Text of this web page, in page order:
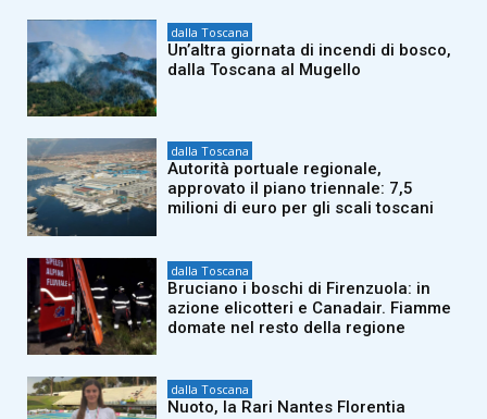
dalla Toscana
Un’altra giornata di incendi di bosco,
dalla Toscana al Mugello
dalla Toscana
Autorità portuale regionale,
approvato il piano triennale: 7,5
milioni di euro per gli scali toscani
dalla Toscana
Bruciano i boschi di Firenzuola: in
azione elicotteri e Canadair. Fiamme
domate nel resto della regione
dalla Toscana
Nuoto, la Rari Nantes Florentia